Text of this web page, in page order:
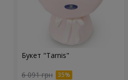
Букет "Tarnis"
6 091 грн